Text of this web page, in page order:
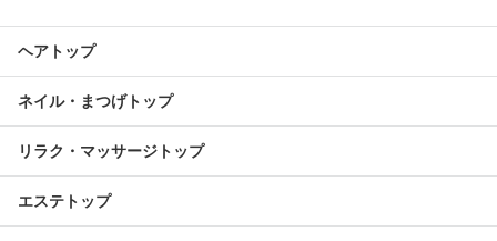
ヘアトップ
ネイル・まつげトップ
リラク・マッサージトップ
エステトップ